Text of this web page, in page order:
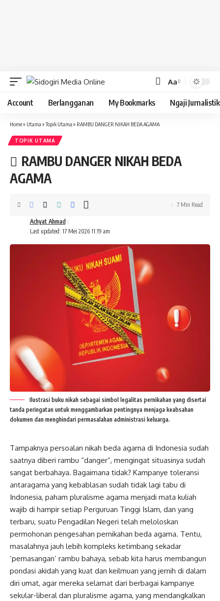
Font
Resizer
Aa
Account Berlangganan My Bookmarks Ngaji Jurnalistik
Home» Utama »Topik Utama » RAMBU DANGER NIKAH BEDA AGAMA
TOPIK UTAMA
RAMBU DANGER NIKAH BEDA
AGAMA
Last updated: 17 Mei 2026 11:19 am
Achyat Ahmad
7 Min Read
Ilustrasi buku nikah sebagai simbol legalitas pernikahan yang disertai
tanda peringatan untuk menggambarkan pentingnya menjaga keabsahan
dokumen dan menghindari permasalahan administrasi keluarga.
Tampaknya persoalan nikah beda agama di Indonesia sudah
saatnya diberi rambu “danger”, mengingat situasinya sudah
sangat berbahaya. Bagaimana tidak? Kampanye toleransi
antaragama yang kebablasan sudah tidak lagi tabu di
Indonesia, paham pluralisme agama menjadi mata kuliah
wajib di hampir setiap Perguruan Tinggi Islam, dan yang
terbaru, suatu Pengadilan Negeri telah meloloskan
permohonan pengesahan pernikahan beda agama. Tentu,
masalahnya jauh lebih kompleks ketimbang sekadar
‘pemasangan’ rambu bahaya, sebab kita harus membangun
pondasi akidah yang kuat dan keilmuan yang jernih di dalam
diri umat, agar mereka selamat dari berbagai kampanye
sekular-liberal dan pluralisme agama, yang mendangkalkan